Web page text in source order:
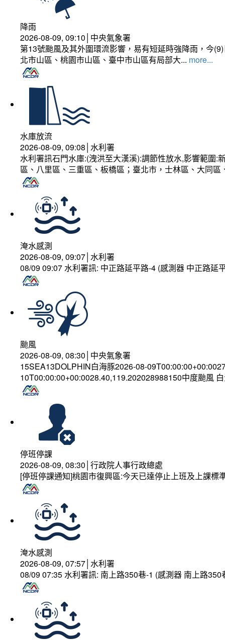
降雨
2026-08-09, 09:10│中央氣象署
第13號颱風及其外圍環流影響，易有短延時強降雨，今
北市山區、桃園市山區、臺中市山區有局部大... more...
水庫放流
2026-08-09, 09:08│水利署
水利署訊石門水庫:(洩洪至大漢溪):調節性放水,影響範圍
區、八里區、三重區、板橋區；臺北市，士林區、大同
淹水感測
2026-08-09, 09:07│水利署
08/09 09:07 水利署訊: 中正路延平路-4 (感測器 中正路
颱風
2026-08-09, 08:30│中央氣象署
15SEA13DOLPHIN白海豚2026-08-
10T00:00:00+00:0028.40,119.202028988150中度颱風
停班停課
2026-08-09, 08:30│行政院人事行政總處
[停班停課通知]桃園市復興區:今天已達停止上班及上課
淹水感測
2026-08-09, 07:57│水利署
08/09 07:35 水利署訊: 南上路350巷-1 (感測器 南上路